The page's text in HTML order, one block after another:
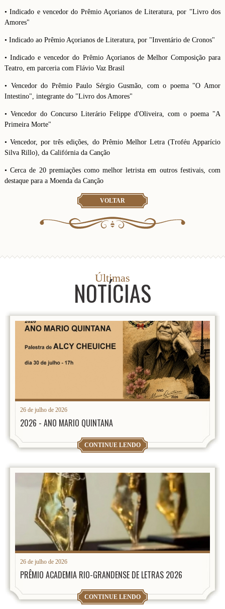
• Indicado e vencedor do Prêmio Açorianos de Literatura, por "Livro dos
Amores"
• Indicado ao Prêmio Açorianos de Literatura, por "Inventário de Cronos"
• Indicado e vencedor do Prêmio Açorianos de Melhor Composição para
Teatro, em parceria com Flávio Vaz Brasil
• Vencedor do Prêmio Paulo Sérgio Gusmão, com o poema "O Amor
Intestino", integrante do "Livro dos Amores"
• Vencedor do Concurso Literário Felippe d'Oliveira, com o poema "A
Primeira Morte"
• Vencedor, por três edições, do Prêmio Melhor Letra (Troféu Apparício
Silva Rillo), da Califórnia da Canção
• Cerca de 20 premiações como melhor letrista em outros festivais, com
destaque para a Moenda da Canção
VOLTAR
Últimas
NOTÍCIAS
26 de julho de 2026
2026 - ANO MARIO QUINTANA
CONTINUE LENDO
26 de julho de 2026
PRÊMIO ACADEMIA RIO-GRANDENSE DE LETRAS 2026
CONTINUE LENDO